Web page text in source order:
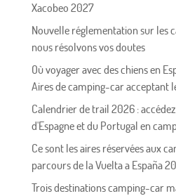
Xacobeo 2027
Nouvelle réglementation sur les
nous résolvons vos doutes
Où voyager avec des chiens en
Aires de camping-car acceptant
Calendrier de trail 2026 :
d'Espagne et du Portugal en
Ce sont les aires réservées aux
parcours de la Vuelta a España
Trois destinations camping-car